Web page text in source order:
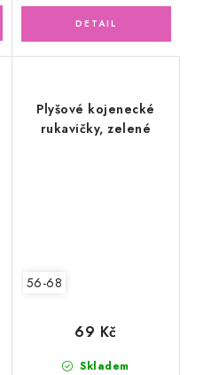
Plyšové kojenecké
rukavičky, zelené
56-68
Skladem
69 Kč